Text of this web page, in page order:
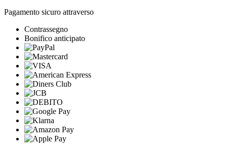
Pagamento sicuro attraverso
Contrassegno
Bonifico anticipato